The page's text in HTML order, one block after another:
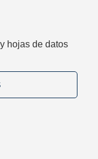
hojas de datos